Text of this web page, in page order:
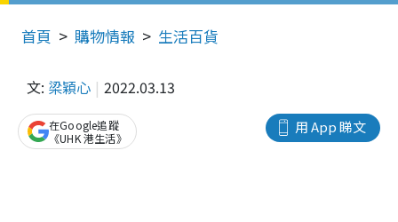
首頁 購物情報 生活百貨
文: 梁穎心 2022.03.13
用 App 睇文
在Google追蹤
《UHK 港生活》